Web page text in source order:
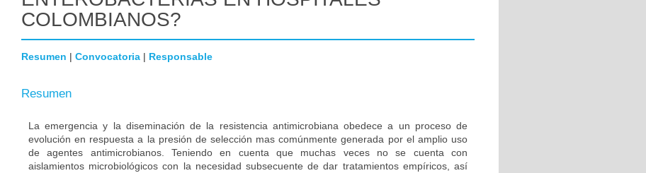
COLOMBIANOS?
Resumen | Convocatoria | Responsable
Resumen
La emergencia y la diseminación de la resistencia antimicrobiana obedece a un proceso de
evolución en respuesta a la presión de selección mas comúnmente generada por el amplio uso
de agentes antimicrobianos. Teniendo en cuenta que muchas veces no se cuenta con
aislamientos microbiológicos con la necesidad subsecuente de dar tratamientos empíricos, así